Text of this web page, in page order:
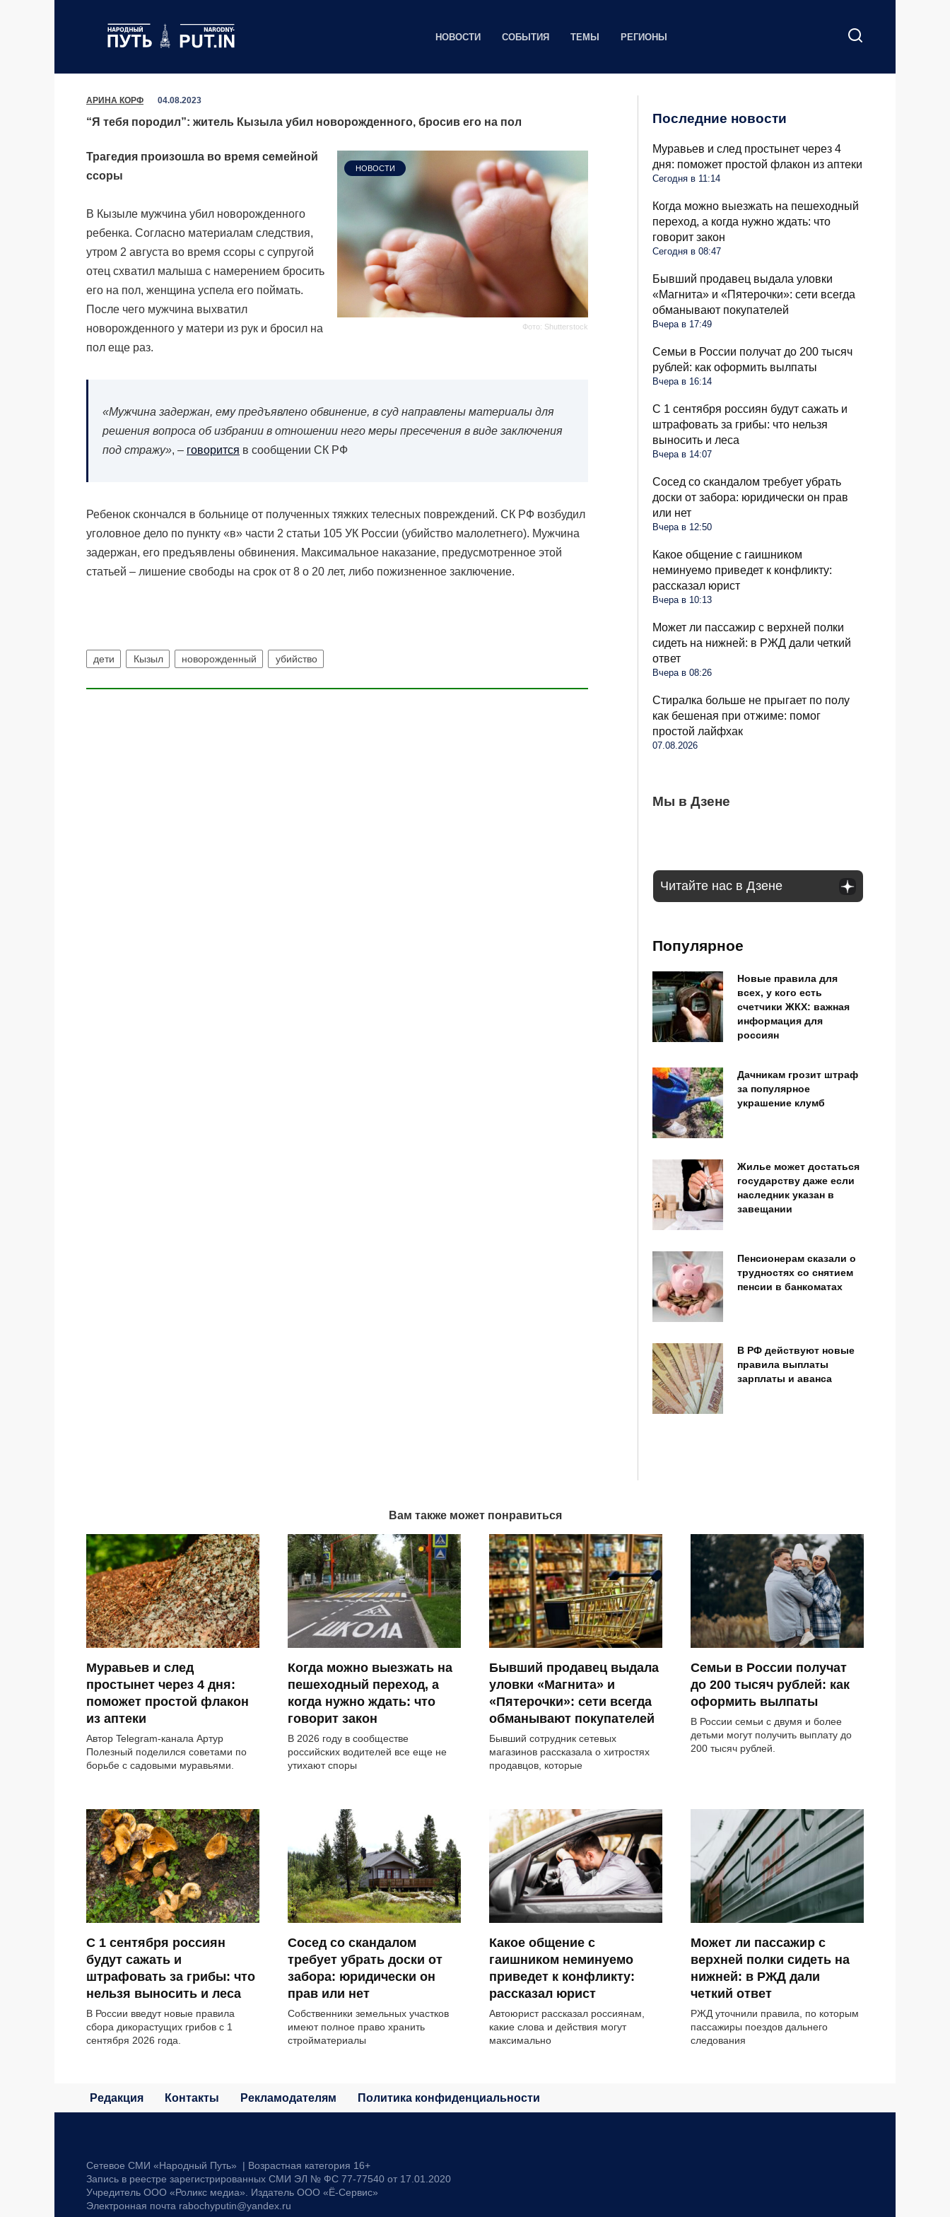
НОВОСТИ СОБЫТИЯ ТЕМЫ РЕГИОНЫ
АРИНА КОРФ 04.08.2023
“Я тебя породил”: житель Кызыла убил новорожденного, бросив его на пол
Фото: Shutterstock
НОВОСТИ
Трагедия произошла во время семейной
ссоры
В Кызыле мужчина убил новорожденного
ребенка. Согласно материалам следствия,
утром 2 августа во время ссоры с супругой
отец схватил малыша с намерением бросить
его на пол, женщина успела его поймать.
После чего мужчина выхватил
новорожденного у матери из рук и бросил на
пол еще раз.
«Мужчина задержан, ему предъявлено обвинение, в суд направлены материалы для
решения вопроса об избрании в отношении него меры пресечения в виде заключения
под стражу», – говорится в сообщении СК РФ
Ребенок скончался в больнице от полученных тяжких телесных повреждений. СК РФ возбудил
уголовное дело по пункту «в» части 2 статьи 105 УК России (убийство малолетнего). Мужчина
задержан, его предъявлены обвинения. Максимальное наказание, предусмотренное этой
статьей – лишение свободы на срок от 8 о 20 лет, либо пожизненное заключение.
дети Кызыл новорожденный убийство
Последние новости
Муравьев и след простынет через 4
дня: поможет простой флакон из аптеки
Сегодня в 11:14
Когда можно выезжать на пешеходный
переход, а когда нужно ждать: что
говорит закон
Сегодня в 08:47
Бывший продавец выдала уловки
«Магнита» и «Пятерочки»: сети всегда
обманывают покупателей
Вчера в 17:49
Семьи в России получат до 200 тысяч
рублей: как оформить вылпаты
Вчера в 16:14
С 1 сентября россиян будут сажать и
штрафовать за грибы: что нельзя
выносить и леса
Вчера в 14:07
Сосед со скандалом требует убрать
доски от забора: юридически он прав
или нет
Вчера в 12:50
Какое общение с гаишником
неминуемо приведет к конфликту:
рассказал юрист
Вчера в 10:13
Может ли пассажир с верхней полки
сидеть на нижней: в РЖД дали четкий
ответ
Вчера в 08:26
Стиралка больше не прыгает по полу
как бешеная при отжиме: помог
простой лайфхак
07.08.2026
Мы в Дзене
Когда можно выезжать на пешеходный
переход, а когда нужно ждать: что говорит
Бывший продавец выдала уловки
Семьи в России получат до 200 тысяч
Читайте нас в Дзене
Популярное
Новые правила для
всех, у кого есть
счетчики ЖКХ: важная
информация для
россиян
Дачникам грозит штраф
за популярное
украшение клумб
Жилье может достаться
государству даже если
наследник указан в
завещании
Пенсионерам сказали о
трудностях со снятием
пенсии в банкоматах
В РФ действуют новые
правила выплаты
зарплаты и аванса
Вам также может понравиться
Муравьев и след
простынет через 4 дня:
поможет простой флакон
из аптеки
Автор Telegram-канала Артур
Полезный поделился советами по
борьбе с садовыми муравьями.
Когда можно выезжать на
пешеходный переход, а
когда нужно ждать: что
говорит закон
В 2026 году в сообществе
российских водителей все еще не
утихают споры
Бывший продавец выдала
уловки «Магнита» и
«Пятерочки»: сети всегда
обманывают покупателей
Бывший сотрудник сетевых
магазинов рассказала о хитростях
продавцов, которые
Семьи в России получат
до 200 тысяч рублей: как
оформить вылпаты
В России семьи с двумя и более
детьми могут получить выплату до
200 тысяч рублей.
С 1 сентября россиян
будут сажать и
штрафовать за грибы: что
нельзя выносить и леса
В России введут новые правила
сбора дикорастущих грибов с 1
сентября 2026 года.
Сосед со скандалом
требует убрать доски от
забора: юридически он
прав или нет
Собственники земельных участков
имеют полное право хранить
стройматериалы
Какое общение с
гаишником неминуемо
приведет к конфликту:
рассказал юрист
Автоюрист рассказал россиянам,
какие слова и действия могут
максимально
Может ли пассажир с
верхней полки сидеть на
нижней: в РЖД дали
четкий ответ
РЖД уточнили правила, по которым
пассажиры поездов дальнего
следования
Редакция Контакты Рекламодателям Политика конфиденциальности
Сетевое СМИ «Народный Путь» | Возрастная категория 16+
Запись в реестре зарегистрированных СМИ ЭЛ № ФС 77-77540 от 17.01.2020
Учредитель ООО «Роликс медиа». Издатель ООО «Ё-Сервис»
Электронная почта rabochyputin@yandex.ru